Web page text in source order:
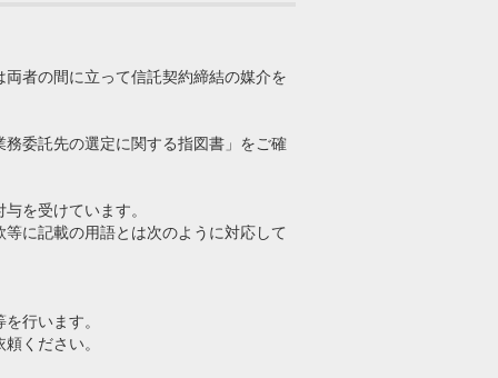
者の間に立って信託契約締結の媒介を
委託先の選定に関する指図書」をご確
を受けています。
に記載の用語とは次のように対応して
行います。
ください。